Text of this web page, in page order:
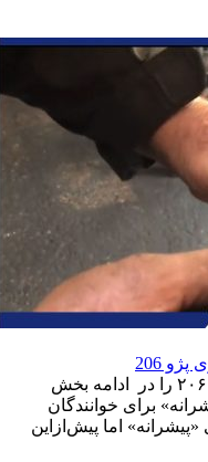
206
پیشرانه – تعویض لامپ چراغ جلوی پژو ۲۰۶ را در ادامه بخش
برای خوانندگان
اما پیش‌ازاین